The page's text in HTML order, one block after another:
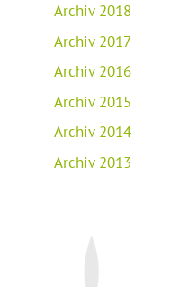
Archiv 2018
Archiv 2017
Archiv 2016
Archiv 2015
Archiv 2014
Archiv 2013